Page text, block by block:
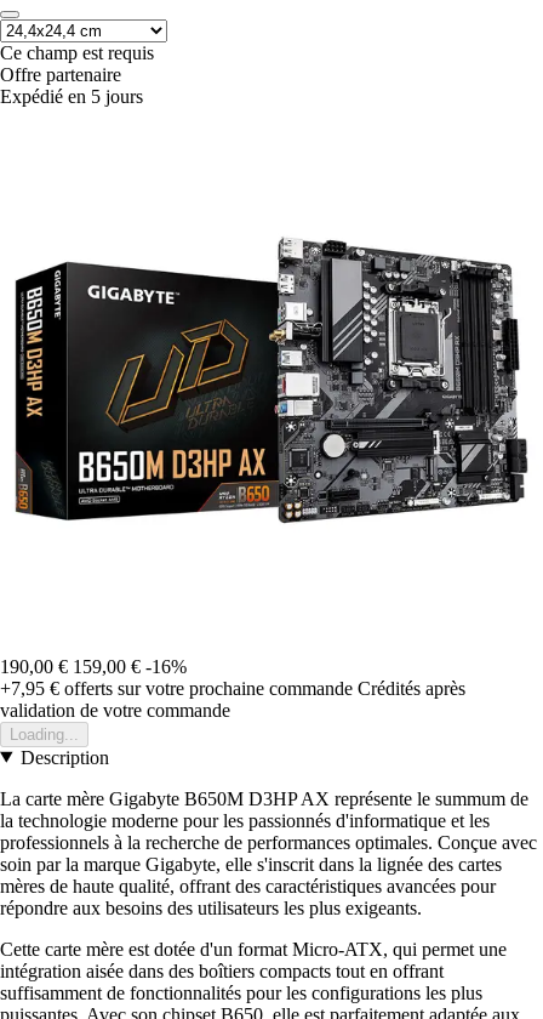
Ce champ est requis
Offre partenaire
Expédié en 5 jours
190,00 € 159,00 € -16%
+7,95 € offerts sur votre prochaine commande Crédités après
validation de votre commande
Loading...
Description
La carte mère Gigabyte B650M D3HP AX représente le summum de
la technologie moderne pour les passionnés d'informatique et les
professionnels à la recherche de performances optimales. Conçue avec
soin par la marque Gigabyte, elle s'inscrit dans la lignée des cartes
mères de haute qualité, offrant des caractéristiques avancées pour
répondre aux besoins des utilisateurs les plus exigeants.
Cette carte mère est dotée d'un format Micro-ATX, qui permet une
intégration aisée dans des boîtiers compacts tout en offrant
suffisamment de fonctionnalités pour les configurations les plus
puissantes. Avec son chipset B650, elle est parfaitement adaptée aux